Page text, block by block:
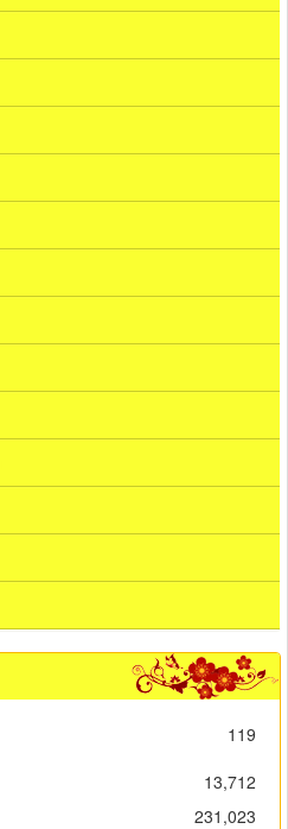
119
13,712
231,023